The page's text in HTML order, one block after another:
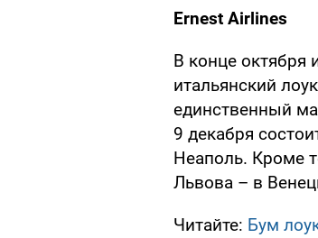
Ernest Airlines
В конце октября
итальянский
единственный
9 декабря
Неаполь. Кроме
Львова – в
Читайте: Бум